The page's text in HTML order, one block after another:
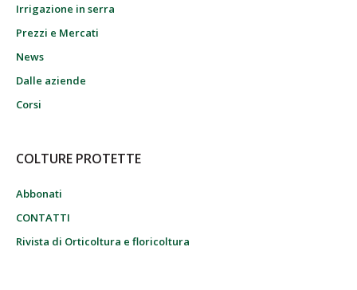
Irrigazione in serra
Prezzi e Mercati
News
Dalle aziende
Corsi
COLTURE PROTETTE
Abbonati
CONTATTI
Rivista di Orticoltura e floricoltura